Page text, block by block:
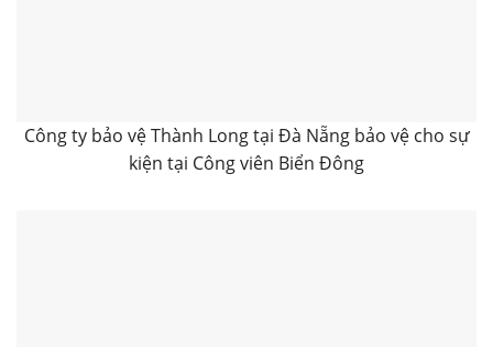
Công ty bảo vệ Thành Long tại Đà Nẵng bảo vệ cho sự
kiện tại Công viên Biển Đông